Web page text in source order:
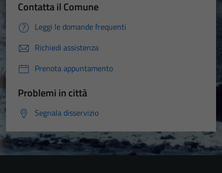
Contatta il Comune
Leggi le domande frequenti
Richiedi assistenza
Prenota appuntamento
Problemi in città
Segnala disservizio